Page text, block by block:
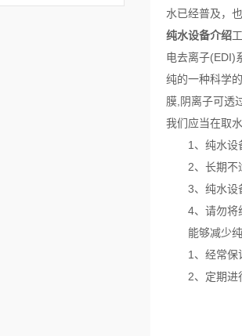
水已经普及，
纯水设备介绍
电去离子(EDI)
纯的一种科学
膜,阴离子可透
我们应当在取
1、纯水设备
2、长期不适
3、纯水设备
4、请勿将纯
能够减少纯
1、经常保证
2、定期进行